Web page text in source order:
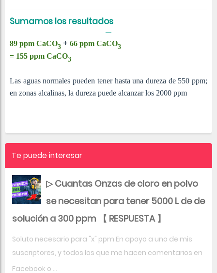
Sumamos los resultados
89 ppm CaCO3 + 66 ppm CaCO3
= 155 ppm CaCO3
Las aguas normales pueden tener hasta una dureza de 550 ppm;
en zonas alcalinas, la dureza puede alcanzar los 2000 ppm
Te puede interesar
▷ Cuantas Onzas de cloro en polvo
se necesitan para tener 5000 L de de
solución a 300 ppm 【 RESPUESTA 】
Soluto necesario para "x" ppm En apoyo a uno de mis
suscriptores, y todos los que me hacen comentarios en
Facebook o ...